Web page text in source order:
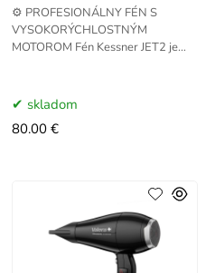
⚙️ PROFESIONÁLNY FÉN S
VYSOKORÝCHLOSTNÝM
MOTOROM Fén Kessner JET2 je
vyžadujú vysoký
skladom
80.00 €